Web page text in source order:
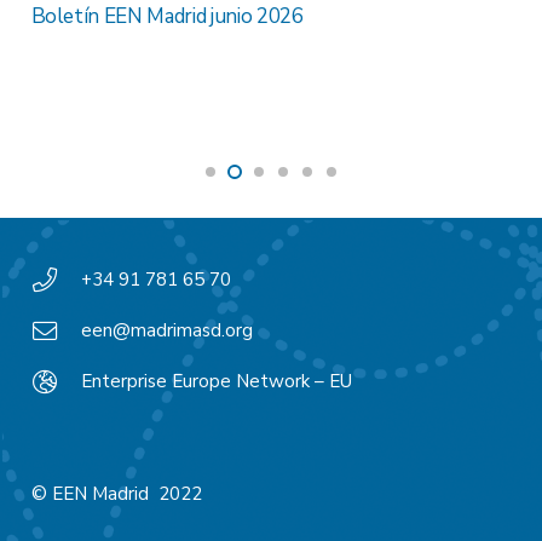
Boletín EEN Madrid junio 2026
+34 91 781 65 70
een@madrimasd.org
Enterprise Europe Network – EU
© EEN Madrid 2022